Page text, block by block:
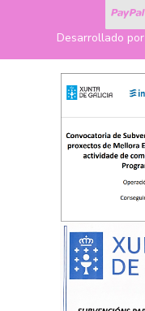
Desarrollado por